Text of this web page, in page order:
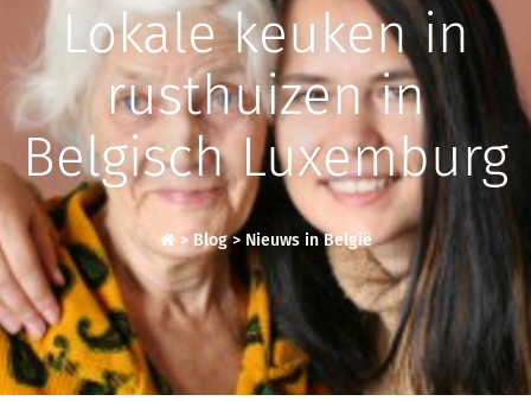
Lokale keuken in
rusthuizen in
Belgisch Luxemburg
> Blog> Nieuws in België